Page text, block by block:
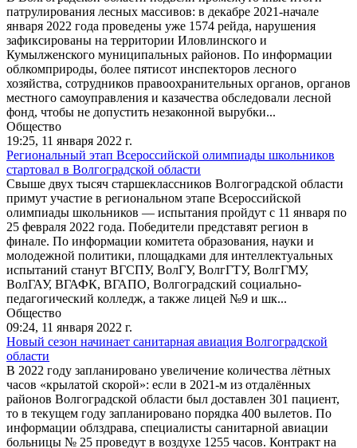
патрулирования лесных массивов: в декабре 2021-начале
января 2022 года проведены уже 1574 рейда, нарушения
зафиксированы на территории Иловлинского и
Кумылженского муниципальных районов. По информации
облкомприроды, более пятисот инспекторов лесного
хозяйства, сотрудников правоохранительных органов, органов
местного самоуправления и казачества обследовали лесной
фонд, чтобы не допустить незаконной вырубки...
Общество
19:25, 11 января 2022 г.
Региональный этап Всероссийской олимпиады школьников
стартовал в Волгоградской области
Свыше двух тысяч старшеклассников Волгоградской области
примут участие в региональном этапе Всероссийской
олимпиады школьников — испытания пройдут с 11 января по
25 февраля 2022 года. Победители представят регион в
финале. По информации комитета образования, науки и
молодежной политики, площадками для интеллектуальных
испытаний станут ВГСПУ, ВолГУ, ВолгГТУ, ВолгГМУ,
ВолГАУ, ВГАФК, ВГАПО, Волгоградский социально-
педагогический колледж, а также лицей №9 и шк...
Общество
09:24, 11 января 2022 г.
Новый сезон начинает cанитарная авиация Волгоградской
области
В 2022 году запланировано увеличение количества лётных
часов «крылатой скорой»: если в 2021-м из отдалённых
районов Волгоградской области был доставлен 301 пациент,
то в текущем году запланировано порядка 400 вылетов. По
информации облздрава, специалисты санитарной авиации
больницы № 25 проведут в воздухе 1255 часов. Контракт на